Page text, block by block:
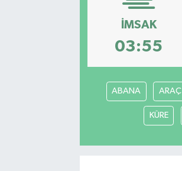
İMSAK
03:55
ABANA ARAÇ
KÜRE